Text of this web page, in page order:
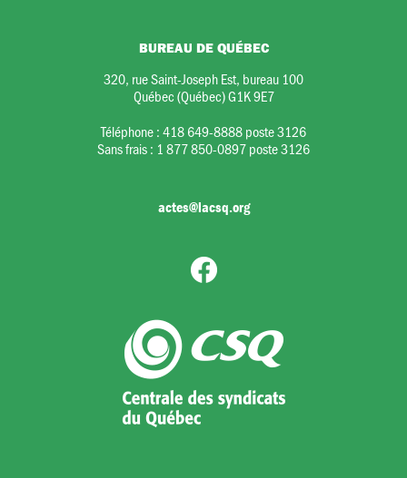
BUREAU DE QUÉBEC
320, rue Saint-Joseph Est, bureau 100
Québec (Québec) G1K 9E7
Téléphone :418 649-8888 poste 3126
Sans frais : 1 877 850-0897 poste 3126
actes@lacsq.org